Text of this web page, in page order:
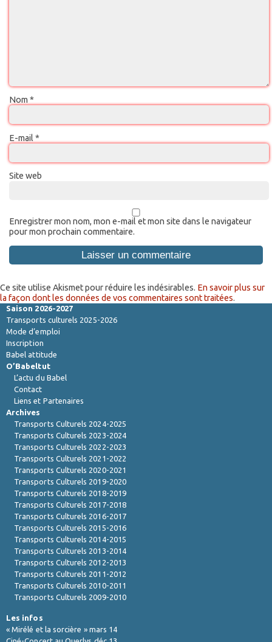
Nom*
E-mail *
Site web
Enregistrer mon nom, mon e-mail et mon site dans le navigateur
pour mon prochain commentaire.
Ce site utilise Akismet pour réduire les indésirables. En savoir plus sur
la façon dont les données de vos commentaires sont traitées.
Saison 2026-2027
Transports culturels 2025-2026
Mode d’emploi
Inscription
Babel attitude
O’Babeltut
L’actu du Babel
Contact
Liens et Partenaires
Archives
Transports Culturels 2024-2025
Transports Culturels 2023-2024
Transports Culturels 2022-2023
Transports Culturels 2021-2022
Transports Culturels 2020-2021
Transports Culturels 2019-2020
Transports Culturels 2018-2019
Transports Culturels 2017-2018
Transports Culturels 2016-2017
Transports Culturels 2015-2016
Transports Culturels 2014-2015
Transports Culturels 2013-2014
Transports Culturels 2012-2013
Transports Culturels 2011-2012
Transports Culturels 2010-2011
Transports Culturels 2009-2010
Les infos
« Mirélé et la sorcière » mars 14